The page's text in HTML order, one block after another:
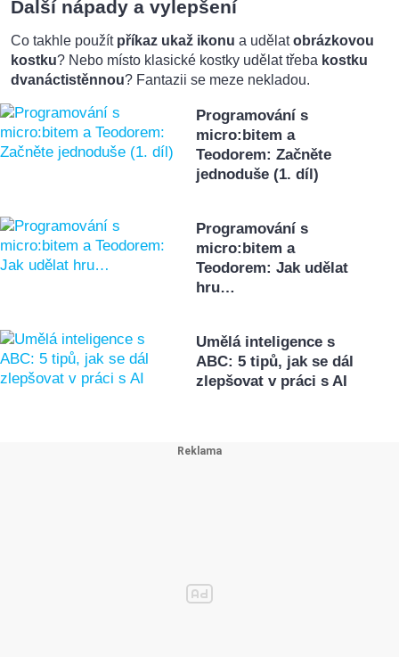
Další nápady a vylepšení
Co takhle použít příkaz ukaž ikonu a udělatobrázkovou
kostku? Nebo místo klasické kostky udělat třeba kostku
dvanáctistěnnou? Fantazii se meze nekladou.
Programování s
micro:bitem a
Teodorem: Začněte
jednoduše (1. díl)
Programování s
micro:bitem a
Teodorem: Jak udělat
hru…
Umělá inteligence s
ABC: 5 tipů, jak se dál
zlepšovat v práci s AI